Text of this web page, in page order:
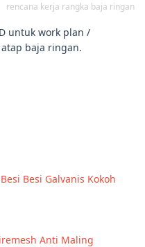
rencana kerja rangka baja ringan
untuk work plan /
baja ringan.
Besi Galvanis Kokoh
Anti Maling